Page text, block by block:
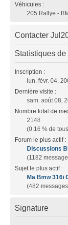
Véhicules :
205 Rallye -
Contacter
Statistiques de
Inscription :
lun. févr. 04,
Dernière visite :
sam. août 08,
Nombre total de
2148
(0.16 % de
Forum le plus actif :
Discussions
(1182
Sujet le plus actif :
Ma Bmw 316i
(482
Signature